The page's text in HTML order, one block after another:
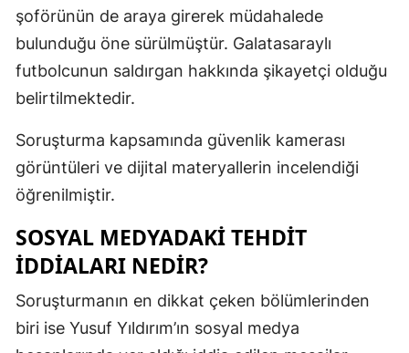
Kilis
şoförünün de araya girerek müdahalede
bulunduğu öne sürülmüştür. Galatasaraylı
futbolcunun saldırgan hakkında şikayetçi olduğu
belirtilmektedir.
Soruşturma kapsamında güvenlik kamerası
görüntüleri ve dijital materyallerin incelendiği
öğrenilmiştir.
SOSYAL MEDYADAKI TEHDIT
İDDIALARI NEDIR?
Soruşturmanın en dikkat çeken bölümlerinden
biri ise Yusuf Yıldırım’ın sosyal medya